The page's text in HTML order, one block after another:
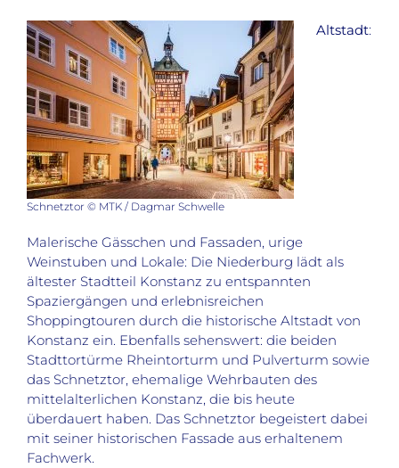
Schnetztor © MTK / Dagmar Schwelle
Altstadt:
Malerische Gässchen und Fassaden, urige
Weinstuben und Lokale: Die Niederburg lädt als
ältester Stadtteil Konstanz zu entspannten
Spaziergängen und erlebnisreichen
Shoppingtouren durch die historische Altstadt von
Konstanz ein. Ebenfalls sehenswert: die beiden
Stadttortürme Rheintorturm und Pulverturm sowie
das Schnetztor, ehemalige Wehrbauten des
mittelalterlichen Konstanz, die bis heute
überdauert haben. Das Schnetztor begeistert dabei
mit seiner historischen Fassade aus erhaltenem
Fachwerk.